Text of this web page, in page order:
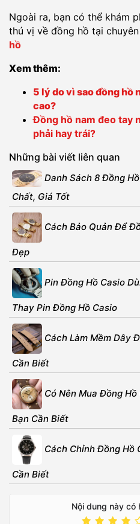
Ngoài ra, bạn có thể khám
thú vị về đồng hồ tại
hồ
Xem thêm:
5 lý do vì sao đồng hồ
cao?
Đồng hồ nam đeo tay
phải hay trái?
Những bài viết liên quan
Danh Sách 8 Đồng
Chất, Giá Tốt
Cách Bảo Quản Để
Đẹp
Pin Đồng Hồ Casio
Thay Pin Đồng Hồ Casio
Cách Làm Mềm Dây
Cần Biết
Có Nên Mua Đồng
Bạn Cần Biết
Cách Chỉnh Đồng Hồ
Cần Biết
Nội dung này có